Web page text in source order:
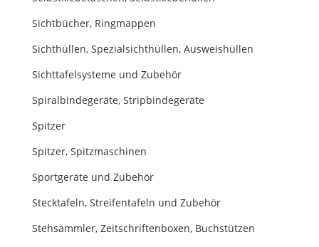
Sichtbücher, Ringmappen
Sichthüllen, Spezialsichthüllen, Ausweishüllen
Sichttafelsysteme und Zubehör
Spiralbindegeräte, Stripbindegeräte
Spitzer
Spitzer, Spitzmaschinen
Sportgeräte und Zubehör
Stecktafeln, Streifentafeln und Zubehör
Stehsammler, Zeitschriftenboxen, Buchstützen